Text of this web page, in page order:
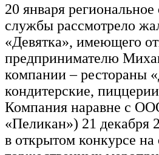
20 января
службы рассмотрело
«Девятка», имеющего
предпринимателю
компании – рестораны
кондитерские,
Компания наравне с
«Пеликан») 21 декабря
в открытом конкурсе